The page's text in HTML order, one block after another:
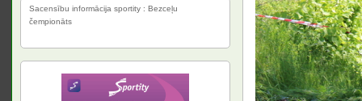
Sacensību informācija sportity : Bezceļu
čempionāts